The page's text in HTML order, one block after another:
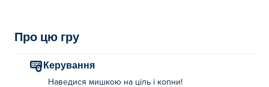
Про цю гру
Керування
Наведися мишкою на ціль і копни!